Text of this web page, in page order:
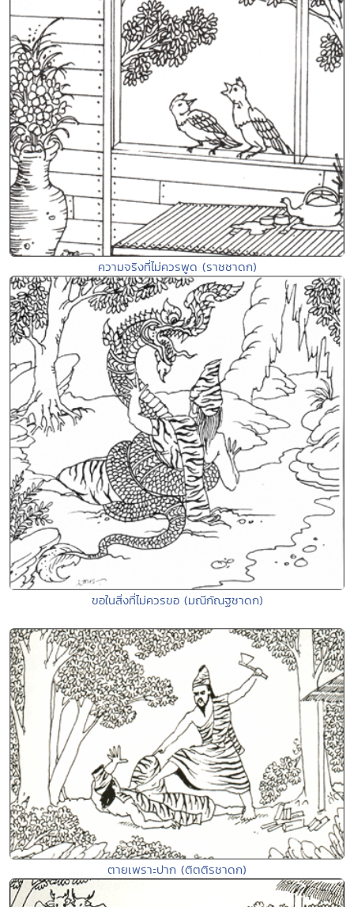
ความจริงที่ไม่ควรพูด (ราชชาดก)
ขอในสิ่งที่ไม่ควรขอ (มณีกัณฐชาดก)
ตายเพราะปาก (ติตติรชาดก)